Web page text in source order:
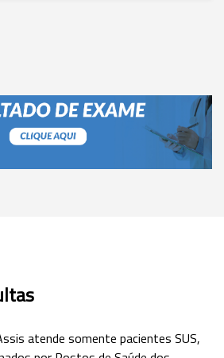
atende somente pacientes SUS,